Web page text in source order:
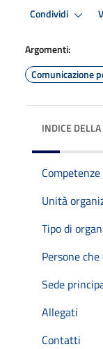
Condividi
Argomenti:
Comunicazione
INDICE
Competenze
Unità
Tipo di
Persone
Sede
Allegati
Contatti